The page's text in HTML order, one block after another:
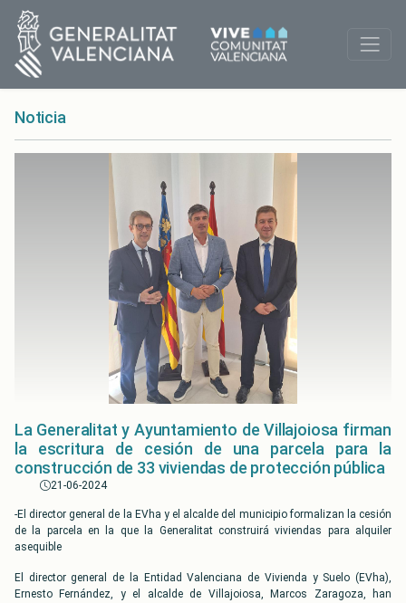
Noticia
La Generalitat y Ayuntamiento de Villajoiosa firman
la escritura de cesión de una parcela para la
construcción de 33 viviendas de protección pública
21-06-2024
-El director general de la EVha y el alcalde del municipio formalizan la cesión
de la parcela en la que la Generalitat construirá viviendas para alquiler
asequible
El director general de la Entidad Valenciana de Vivienda y Suelo (EVha),
Ernesto Fernández, y el alcalde de Villajoiosa, Marcos Zaragoza, han